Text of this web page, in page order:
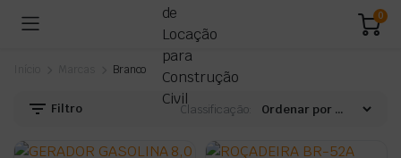
0
Branco
Filtro Classificação: